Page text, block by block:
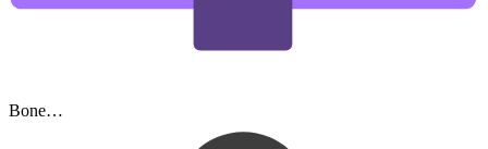
Bone…